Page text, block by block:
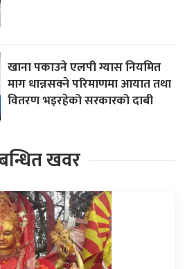
खाना पकाउने एलपी ग्यास नियमित
माग धान्नसक्ने परिमाणमा आयात तथा
वितरण भइरहेको सरकारको दाबी
खवर